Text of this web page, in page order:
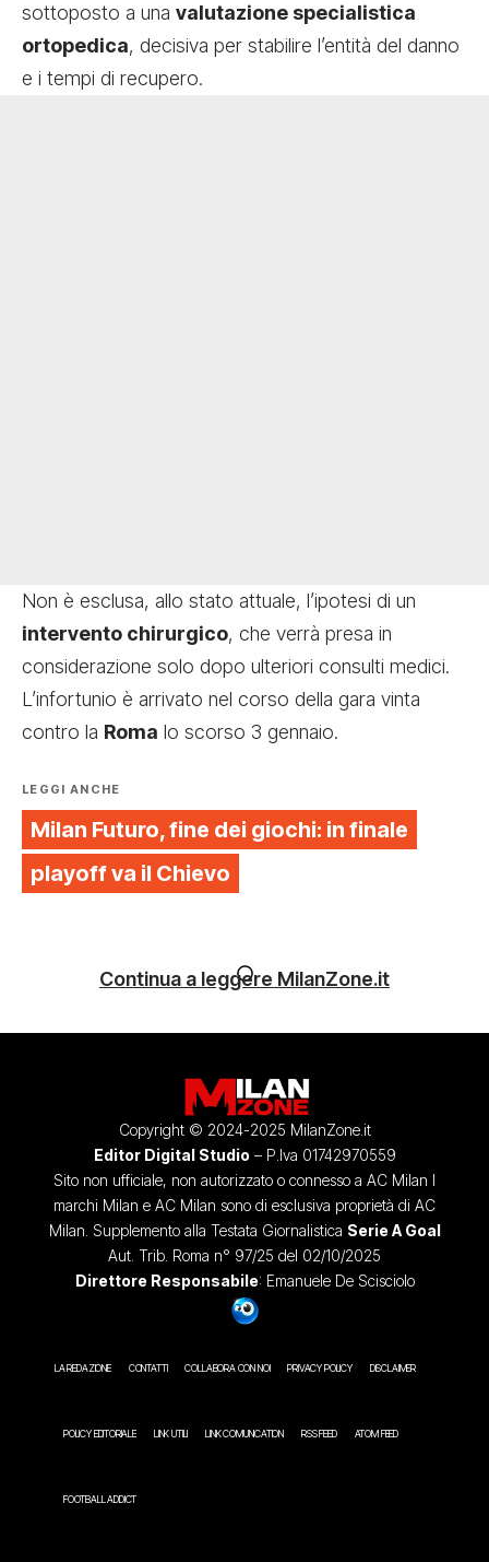
sottoposto a una valutazione specialistica
ortopedica, decisiva per stabilire l’entità del danno
e i tempi di recupero.
Non è esclusa, allo stato attuale, l’ipotesi di un
intervento chirurgico, che verrà presa in
considerazione solo dopo ulteriori consulti medici.
L’infortunio è arrivato nel corso della gara vinta
contro la Roma lo scorso 3 gennaio.
LEGGI ANCHE
Milan Futuro, fine dei giochi: in finale
playoff va il Chievo
Continua a leggere MilanZone.it
Copyright © 2024-2025 MilanZone.it
Editor Digital Studio – P.Iva 01742970559
Sito non ufficiale, non autorizzato o connesso a AC Milan I
marchi Milan e AC Milan sono di esclusiva proprietà di AC
Milan. Supplemento alla Testata Giornalistica Serie A Goal
Aut. Trib. Roma n° 97/25 del 02/10/2025
Direttore Responsabile: Emanuele De Scisciolo
LA REDAZIONE CONTATTI COLLABORA CON NOI PRIVACY POLICY DISCLAIMER
POLICY EDITORIALE LINK UTILI LINK COMUNICATION RSS FEED ATOM FEED
FOOTBALL ADDICT